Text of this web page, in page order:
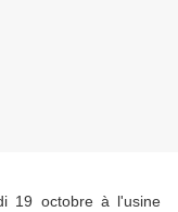
19 octobre à l'usine